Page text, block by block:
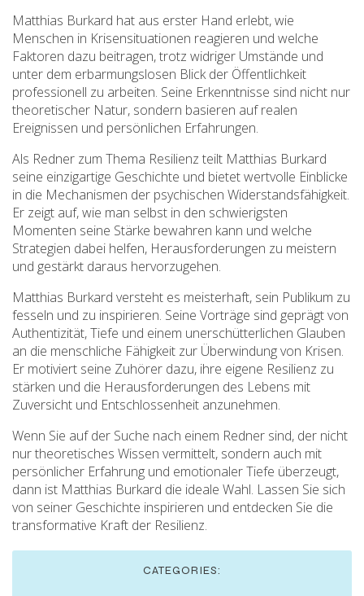
Matthias Burkard hat aus erster Hand erlebt, wie
Menschen in Krisensituationen reagieren und welche
Faktoren dazu beitragen, trotz widriger Umstände und
unter dem erbarmungslosen Blick der Öffentlichkeit
professionell zu arbeiten. Seine Erkenntnisse sind nicht nur
theoretischer Natur, sondern basieren auf realen
Ereignissen und persönlichen Erfahrungen.
Als Redner zum Thema Resilienz teilt Matthias Burkard
seine einzigartige Geschichte und bietet wertvolle Einblicke
in die Mechanismen der psychischen Widerstandsfähigkeit.
Er zeigt auf, wie man selbst in den schwierigsten
Momenten seine Stärke bewahren kann und welche
Strategien dabei helfen, Herausforderungen zu meistern
und gestärkt daraus hervorzugehen.
Matthias Burkard versteht es meisterhaft, sein Publikum zu
fesseln und zu inspirieren. Seine Vorträge sind geprägt von
Authentizität, Tiefe und einem unerschütterlichen Glauben
an die menschliche Fähigkeit zur Überwindung von Krisen.
Er motiviert seine Zuhörer dazu, ihre eigene Resilienz zu
stärken und die Herausforderungen des Lebens mit
Zuversicht und Entschlossenheit anzunehmen.
Wenn Sie auf der Suche nach einem Redner sind, der nicht
nur theoretisches Wissen vermittelt, sondern auch mit
persönlicher Erfahrung und emotionaler Tiefe überzeugt,
dann ist Matthias Burkard die ideale Wahl. Lassen Sie sich
von seiner Geschichte inspirieren und entdecken Sie die
transformative Kraft der Resilienz.
CATEGORIES: